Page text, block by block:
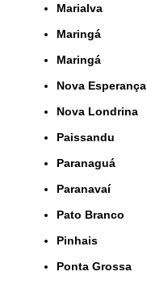
Marialva
Maringá
Maringá
Nova Esperança
Nova Londrina
Paissandu
Paranaguá
Paranavaí
Pato Branco
Pinhais
Ponta Grossa